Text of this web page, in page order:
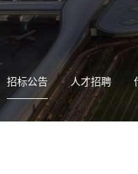
招标公告 人才招聘